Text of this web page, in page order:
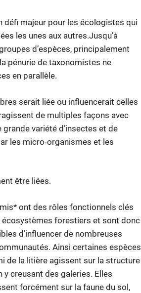
majeur pour les écologistes qui
les unes aux autres.Jusqu’à
d’espèces, principalement
pénurie de taxonomistes ne
en parallèle.
serait liée ou influencerait celles
de multiples façons avec
variété d’insectes et de
les micro-organismes et les
être liées.
ont des rôles fonctionnels clés
écosystèmes forestiers et sont donc
d’influencer de nombreuses
Ainsi certaines espèces
de la litière agissent sur la structure
y creusant des galeries. Elles
forcément sur la faune du sol,